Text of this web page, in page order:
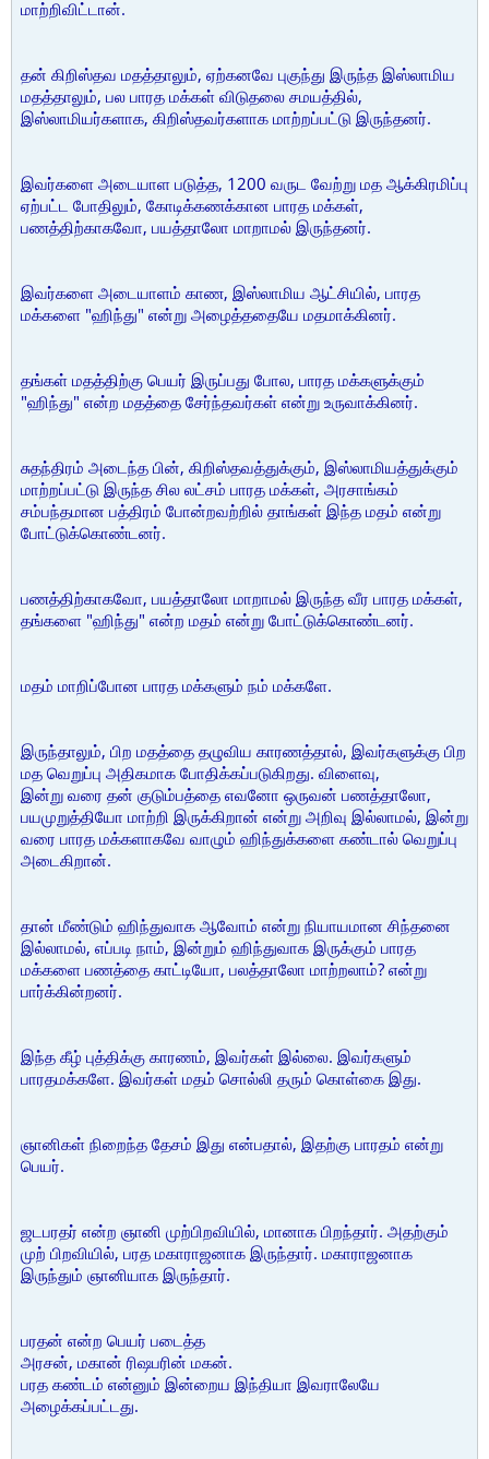
மாற்றிவிட்டான்.
தன் கிறிஸ்தவ மதத்தாலும், ஏற்கனவே புகுந்து இருந்த இஸ்லாமிய
மதத்தாலும், பல பாரத மக்கள் விடுதலை சமயத்தில்,
இஸ்லாமியர்களாக, கிறிஸ்தவர்களாக மாற்றப்பட்டு இருந்தனர்.
இவர்களை அடையாள படுத்த, 1200 வருட வேற்று மத ஆக்கிரமிப்பு
ஏற்பட்ட போதிலும், கோடிக்கணக்கான பாரத மக்கள்,
பணத்திற்காகவோ, பயத்தாலோ மாறாமல் இருந்தனர்.
இவர்களை அடையாளம் காண, இஸ்லாமிய ஆட்சியில், பாரத
மக்களை "ஹிந்து" என்று அழைத்ததையே மதமாக்கினர்.
தங்கள் மதத்திற்கு பெயர் இருப்பது போல, பாரத மக்களுக்கும்
"ஹிந்து" என்ற மதத்தை சேர்ந்தவர்கள் என்று உருவாக்கினர்.
சுதந்திரம் அடைந்த பின், கிறிஸ்தவத்துக்கும், இஸ்லாமியத்துக்கும்
மாற்றப்பட்டு இருந்த சில லட்சம் பாரத மக்கள், அரசாங்கம்
சம்பந்தமான பத்திரம் போன்றவற்றில் தாங்கள் இந்த மதம் என்று
போட்டுக்கொண்டனர்.
பணத்திற்காகவோ, பயத்தாலோ மாறாமல் இருந்த வீர பாரத மக்கள்,
தங்களை "ஹிந்து" என்ற மதம் என்று போட்டுக்கொண்டனர்.
மதம் மாறிப்போன பாரத மக்களும் நம் மக்களே.
இருந்தாலும், பிற மதத்தை தழுவிய காரணத்தால், இவர்களுக்கு பிற
மத வெறுப்பு அதிகமாக போதிக்கப்படுகிறது. விளைவு,
இன்று வரை தன் குடும்பத்தை எவனோ ஒருவன் பணத்தாலோ,
பயமுறுத்தியோ மாற்றி இருக்கிறான் என்று அறிவு இல்லாமல், இன்று
வரை பாரத மக்களாகவே வாழும் ஹிந்துக்களை கண்டால் வெறுப்பு
அடைகிறான்.
தான் மீண்டும் ஹிந்துவாக ஆவோம் என்று நியாயமான சிந்தனை
இல்லாமல், எப்படி நாம், இன்றும் ஹிந்துவாக இருக்கும் பாரத
மக்களை பணத்தை காட்டியோ, பலத்தாலோ மாற்றலாம்? என்று
பார்க்கின்றனர்.
இந்த கீழ் புத்திக்கு காரணம், இவர்கள் இல்லை. இவர்களும்
பாரதமக்களே. இவர்கள் மதம் சொல்லி தரும் கொள்கை இது.
ஞானிகள் நிறைந்த தேசம் இது என்பதால், இதற்கு பாரதம் என்று
பெயர்.
ஜடபரதர் என்ற ஞானி முற்பிறவியில், மானாக பிறந்தார். அதற்கும்
முற் பிறவியில், பரத மகாராஜனாக இருந்தார். மகாராஜனாக
இருந்தும் ஞானியாக இருந்தார்.
பரதன் என்ற பெயர் படைத்த
அரசன், மகான் ரிஷபரின் மகன்.
பரத கண்டம் என்னும் இன்றைய இந்தியா இவராலேயே
அழைக்கப்பட்டது.